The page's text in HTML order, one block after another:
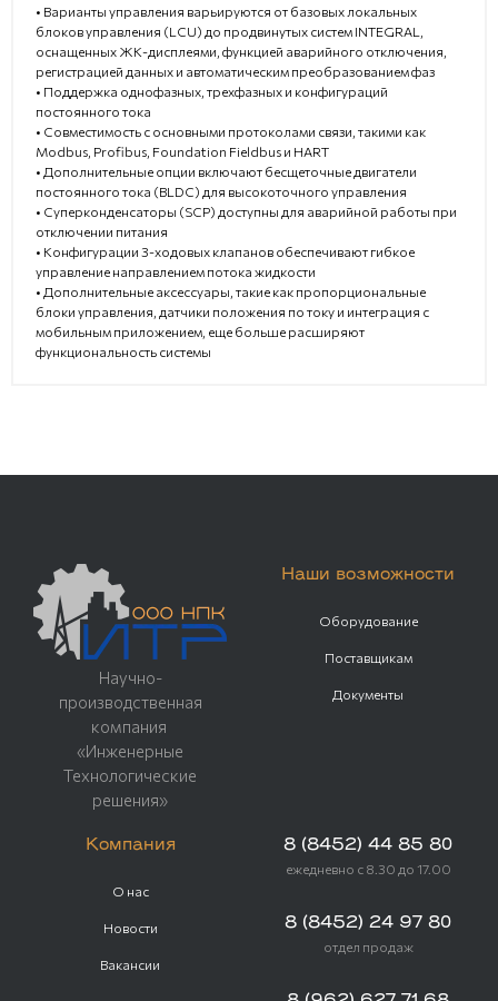
• Варианты управления варьируются от базовых локальных
блоков управления (LCU) до продвинутых систем INTEGRAL,
оснащенных ЖК-дисплеями, функцией аварийного отключения,
регистрацией данных и автоматическим преобразованием фаз
• Поддержка однофазных, трехфазных и конфигураций
постоянного тока
• Совместимость с основными протоколами связи, такими как
Modbus, Profibus, Foundation Fieldbus и HART
• Дополнительные опции включают бесщеточные двигатели
постоянного тока (BLDC) для высокоточного управления
• Суперконденсаторы (SCP) доступны для аварийной работы при
отключении питания
• Конфигурации 3-ходовых клапанов обеспечивают гибкое
управление направлением потока жидкости
• Дополнительные аксессуары, такие как пропорциональные
блоки управления, датчики положения по току и интеграция с
мобильным приложением, еще больше расширяют
функциональность системы
Научно-
производственная
компания
«Инженерные
Технологические
решения»
Наши возможности
Оборудование
Поставщикам
Документы
Компания
О нас
Новости
Вакансии
8 (8452) 44 85 80
ежедневно с 8.30 до 17.00
8 (8452) 24 97 80
отдел продаж